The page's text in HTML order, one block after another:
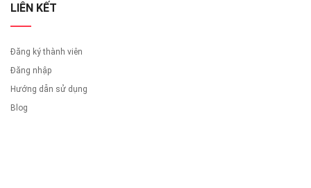
LIÊN KẾT
Đăng ký thành viên
Đăng nhập
Hướng dẫn sử dụng
Blog